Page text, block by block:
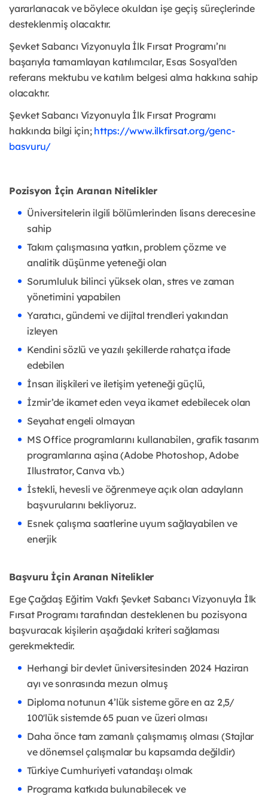
yararlanacak ve böylece okuldan işe geçiş süreçlerinde
desteklenmiş olacaktır.
Şevket Sabancı Vizyonuyla İlk Fırsat Programı’nı
başarıyla tamamlayan katılımcılar, Esas Sosyal’den
referans mektubu ve katılım belgesi alma hakkına sahip
olacaktır.
Şevket Sabancı Vizyonuyla İlk Fırsat Programı
hakkında bilgi için; https://www.ilkfirsat.org/genc-
basvuru/
Pozisyon İçin Aranan Nitelikler
Üniversitelerin ilgili bölümlerinden lisans derecesine
sahip
Takım çalışmasına yatkın, problem çözme ve
analitik düşünme yeteneği olan
Sorumluluk bilinci yüksek olan, stres ve zaman
yönetimini yapabilen
Yaratıcı, gündemi ve dijital trendleri yakından
izleyen
Kendini sözlü ve yazılı şekillerde rahatça ifade
edebilen
İnsan ilişkileri ve iletişim yeteneği güçlü,
İzmir’de ikamet eden veya ikamet edebilecek olan
Seyahat engeli olmayan
MS Office programlarını kullanabilen, grafik tasarım
programlarına aşina (Adobe Photoshop, Adobe
Illustrator, Canva vb.)
İstekli, hevesli ve öğrenmeye açık olan adayların
başvurularını bekliyoruz.
Esnek çalışma saatlerine uyum sağlayabilen ve
enerjik
Başvuru İçin Aranan Nitelikler
Ege Çağdaş Eğitim Vakfı Şevket Sabancı Vizyonuyla İlk
Fırsat Programı tarafından desteklenen bu pozisyona
başvuracak kişilerin aşağıdaki kriteri sağlaması
gerekmektedir.
Herhangi bir devlet üniversitesinden 2024 Haziran
ayı ve sonrasında mezun olmuş
Diploma notunun 4’lük sisteme göre en az 2,5/
100'lük sistemde 65 puan ve üzeri olması
Daha önce tam zamanlı çalışmamış olması (Stajlar
ve dönemsel çalışmalar bu kapsamda değildir)
Türkiye Cumhuriyeti vatandaşı olmak
Programa katkıda bulunabilecek ve